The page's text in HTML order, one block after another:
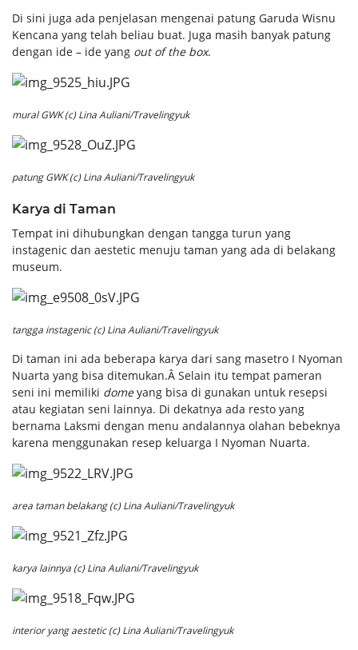
Di sini juga ada penjelasan mengenai patung Garuda Wisnu
Kencana yang telah beliau buat. Juga masih banyak patung
dengan ide – ide yang out of the box.
mural GWK (c) Lina Auliani/Travelingyuk
patung GWK (c) Lina Auliani/Travelingyuk
Karya di Taman
Tempat ini dihubungkan dengan tangga turun yang
instagenic dan aestetic menuju taman yang ada di belakang
museum.
tangga instagenic (c) Lina Auliani/Travelingyuk
Di taman ini ada beberapa karya dari sang masetro I Nyoman
Nuarta yang bisa ditemukan.Â Selain itu tempat pameran
seni ini memiliki domeyang bisa di gunakan untuk resepsi
atau kegiatan seni lainnya. Di dekatnya ada resto yang
bernama Laksmi dengan menu andalannya olahan bebeknya
karena menggunakan resep keluarga I Nyoman Nuarta.
area taman belakang (c) Lina Auliani/Travelingyuk
karya lainnya (c) Lina Auliani/Travelingyuk
interior yang aestetic (c) Lina Auliani/Travelingyuk